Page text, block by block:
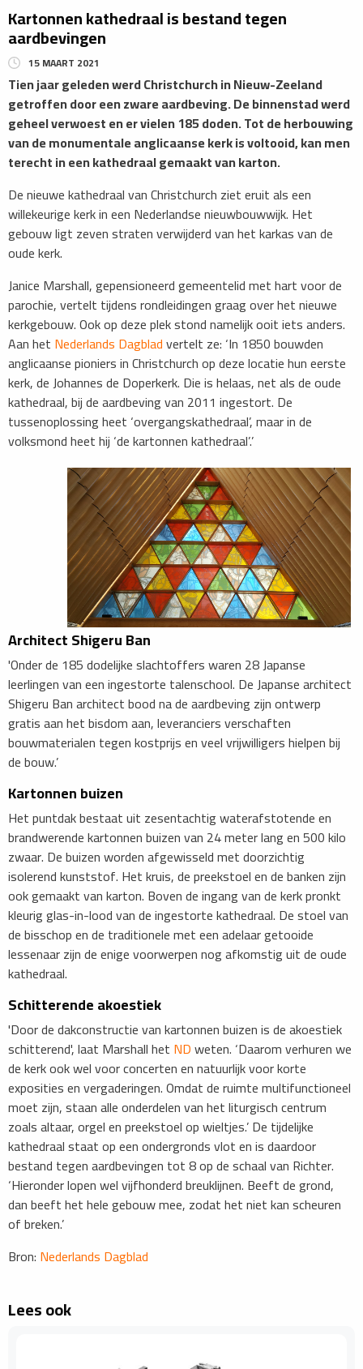
Kartonnen kathedraal is bestand tegen
aardbevingen
15 MAART 2021
Tien jaar geleden werd Christchurch in Nieuw-Zeeland
getroffen door een zware aardbeving. De binnenstad werd
geheel verwoest en er vielen 185 doden. Tot de herbouwing
van de monumentale anglicaanse kerk is voltooid, kan men
terecht in een kathedraal gemaakt van karton.
De nieuwe kathedraal van Christchurch ziet eruit als een
willekeurige kerk in een Nederlandse nieuwbouwwijk. Het
gebouw ligt zeven straten verwijderd van het karkas van de
oude kerk.
Janice Marshall, gepensioneerd gemeentelid met hart voor de
parochie, vertelt tijdens rondleidingen graag over het nieuwe
kerkgebouw. Ook op deze plek stond namelijk ooit iets anders.
Aan het Nederlands Dagbladvertelt ze: ‘In 1850 bouwden
anglicaanse pioniers in Christchurch op deze locatie hun eerste
kerk, de Johannes de Doperkerk. Die is helaas, net als de oude
kathedraal, bij de aardbeving van 2011 ingestort. De
tussenoplossing heet ‘overgangskathedraal’, maar in de
volksmond heet hij ‘de kartonnen kathedraal’.’
Architect Shigeru Ban
'Onder de 185 dodelijke slachtoffers waren 28 Japanse
leerlingen van een ingestorte talenschool. De Japanse architect
Shigeru Ban architect bood na de aardbeving zijn ontwerp
gratis aan het bisdom aan, leveranciers verschaften
bouwmaterialen tegen kostprijs en veel vrijwilligers hielpen bij
de bouw.’
Kartonnen buizen
Het puntdak bestaat uit zesentachtig waterafstotende en
brandwerende kartonnen buizen van 24 meter lang en 500 kilo
zwaar. De buizen worden afgewisseld met doorzichtig
isolerend kunststof. Het kruis, de preekstoel en de banken zijn
ook gemaakt van karton. Boven de ingang van de kerk pronkt
kleurig glas-in-lood van de ingestorte kathedraal. De stoel van
de bisschop en de traditionele met een adelaar getooide
lessenaar zijn de enige voorwerpen nog afkomstig uit de oude
kathedraal.
Schitterende akoestiek
'Door de dakconstructie van kartonnen buizen is de akoestiek
schitterend', laat Marshall het NDweten. ‘Daarom verhuren we
de kerk ook wel voor concerten en natuurlijk voor korte
exposities en vergaderingen. Omdat de ruimte multifunctioneel
moet zijn, staan alle onderdelen van het liturgisch centrum
zoals altaar, orgel en preekstoel op wieltjes.’ De tijdelijke
kathedraal staat op een ondergronds vlot en is daardoor
bestand tegen aardbevingen tot 8 op de schaal van Richter.
‘Hieronder lopen wel vijfhonderd breuklijnen. Beeft de grond,
dan beeft het hele gebouw mee, zodat het niet kan scheuren
of breken.’
Bron: Nederlands Dagblad
Lees ook